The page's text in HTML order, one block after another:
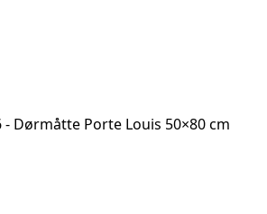
- Dørmåtte Porte Louis 50×80 cm